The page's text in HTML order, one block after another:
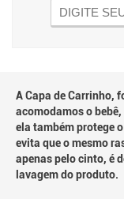
A Capa de Carrinho,
acomodamos o
ela também protege
evita que o mesmo
apenas pelo cinto, é
lavagem do produto.